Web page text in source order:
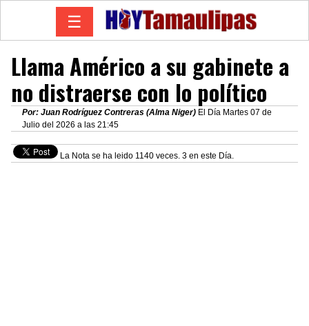
☰
Llama Américo a su gabinete a
no distraerse con lo político
Por: Juan Rodríguez Contreras (Alma Niger) El Día Martes 07 de
Julio del 2026 a las 21:45
La Nota se ha leido 1140 veces. 3 en este Día.